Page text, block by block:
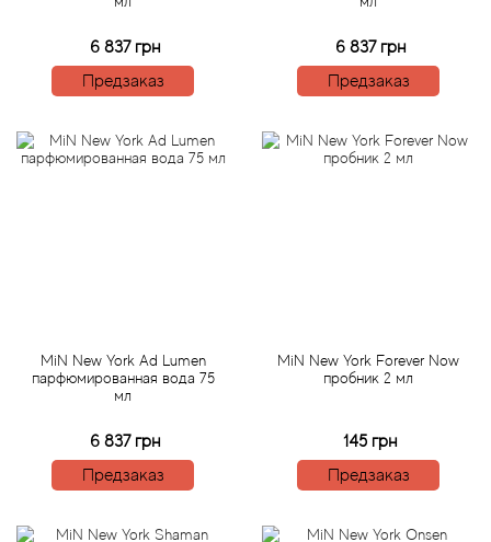
6 837 грн
Предзаказ
6 837 грн
Предзаказ
MiN New York Ad Lumen
парфюмированная вода 75
мл
6 837 грн
Предзаказ
MiN New York Forever Now
пробник 2 мл
145 грн
Предзаказ
Arte Profumi
ArteOlfatto
Asgharali
Athena's
Atkinsons